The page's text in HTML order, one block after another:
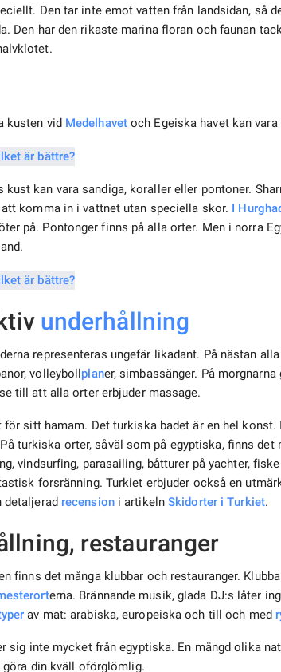
Den tar inte emot vatten från landsidan, så
Den har den rikaste marina floran och faunan
kusten vid Medelhavetoch Egeiska havet kan
kust kan vara sandiga, koraller eller pontoner.
komma in i vattnet utan speciella skor. I
på. Pontonger finns på alla orter. Men i norra
underhållning
representeras ungefär likadant. På nästan alla
volleybollplaner, simbassänger. På
till att alla orter erbjuder massage.
för sitt hamam. Det turkiska badet är en hel konst.
turkiska orter, såväl som på egyptiska, finns det
vindsurfing, parasailing, båtturer på yachter,
forsränning. Turkiet erbjuder också en
detaljerad recensioni artikelnSkidorter i Turkiet.
restauranger
finns det många klubbar och restauranger.
erna. Brännande musik, glada DJ:s låter
av mat: arabiska, europeiska och till och med
sig inte mycket från egyptiska. En mängd olika
din kväll oförglömlig.